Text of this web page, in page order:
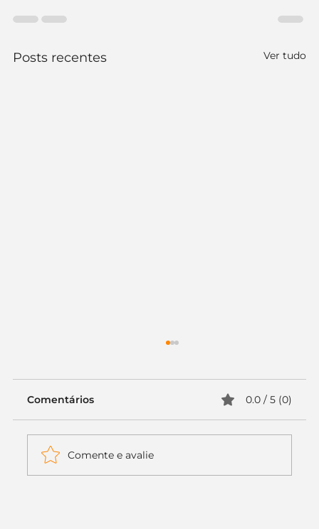
Posts recentes Ver tudo
Comentários 0.0 / 5 (0)
Comente e avalie